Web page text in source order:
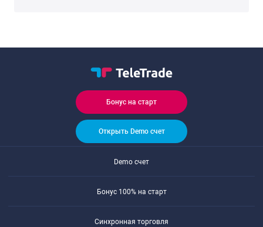
Бонус на старт
Открыть Demo счет
Demo счет
Бонус 100% на старт
Синхронная торговля